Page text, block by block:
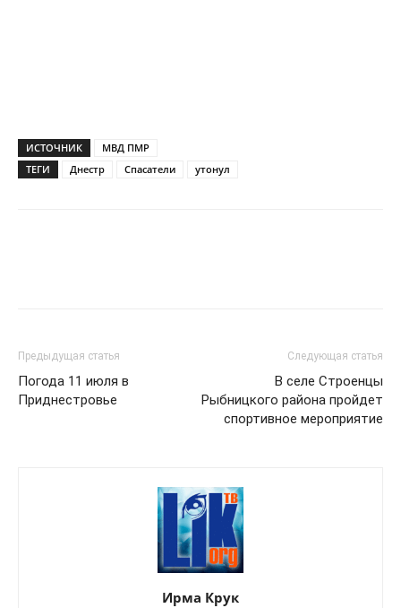
ИСТОЧНИК
МВД ПМР
ТЕГИ
Днестр Спасатели утонул
Предыдущая статья
Погода 11 июля в
Приднестровье
Следующая статья
В селе Строенцы
Рыбницкого района пройдет
спортивное мероприятие
Ирма Крук